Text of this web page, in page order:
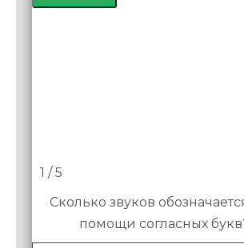
1 / 5
Сколько звуков
помощи согласных